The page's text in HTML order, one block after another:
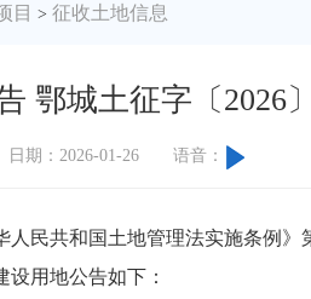
目 > 征收土地信息
鄂城土征字〔2026
日期：2026-01-26 语音：
共和国土地管理法实施条例》
用地公告如下：